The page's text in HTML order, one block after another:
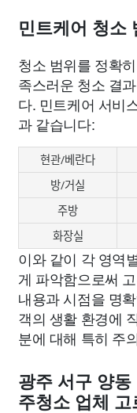
민트케어 청소
청소 범위를 정확
족스러운 청소 결
다. 민트케어 서비
과 같습니다:
현관/베란다
방/거실
주방
화장실
이와 같이 각 영역
게 파악함으로써
내용과 시점을 명
객의 생활 환경에
분에 대해 특히 주
광주 서구 양
주청소 업체 고